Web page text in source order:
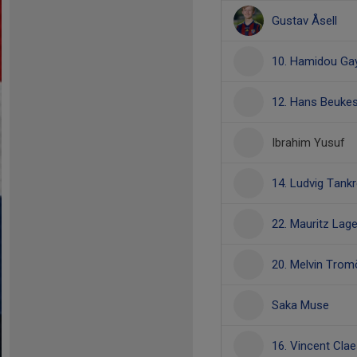
Gustav Åsell
10. Hamidou
12. Hans Beukes
Ibrahim Yusuf
14. Ludvig
22. Mauritz
20. Melvin
Saka Muse
16. Vincent